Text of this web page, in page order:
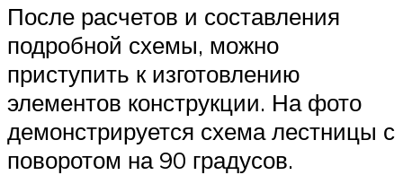
После расчетов и составления
подробной схемы, можно
приступить к изготовлению
элементов конструкции. На фото
демонстрируется схема лестницы с
поворотом на 90 градусов.